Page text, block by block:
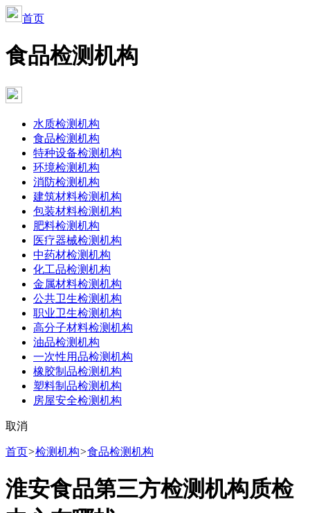
首页
食品检测机构
水质检测机构
食品检测机构
特种设备检测机构
环境检测机构
消防检测机构
建筑材料检测机构
包装材料检测机构
肥料检测机构
医疗器械检测机构
中药材检测机构
化工品检测机构
金属材料检测机构
公共卫生检测机构
职业卫生检测机构
高分子材料检测机构
油品检测机构
一次性用品检测机构
橡胶制品检测机构
塑料制品检测机构
房屋安全检测机构
取消
首页>检测机构>食品检测机构
淮安食品第三方检测机构质检